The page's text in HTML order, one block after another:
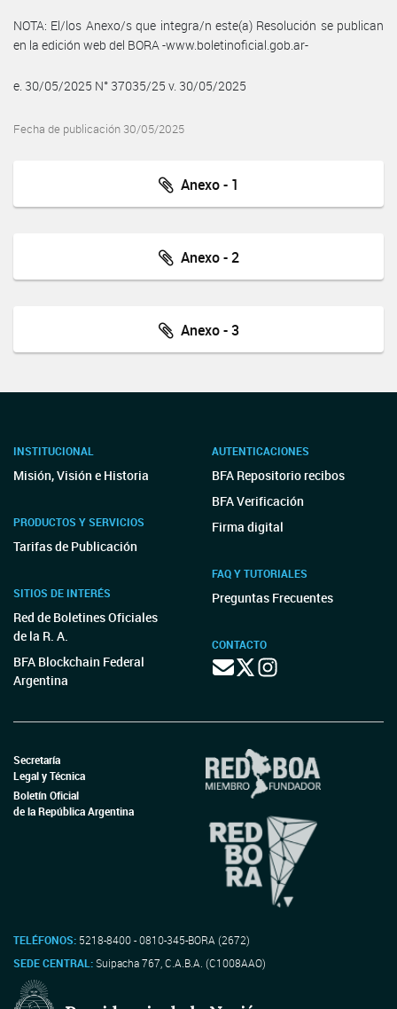
NOTA: El/los Anexo/s que integra/n este(a) Resolución se publican
en la edición web del BORA -www.boletinoficial.gob.ar-
e. 30/05/2025 N° 37035/25 v. 30/05/2025
Fecha de publicación 30/05/2025
Anexo - 1
Anexo - 2
Anexo - 3
INSTITUCIONAL
Misión, Visión e Historia
PRODUCTOS Y SERVICIOS
Tarifas de Publicación
SITIOS DE INTERÉS
Red de Boletines Oficiales
de la R. A.
BFA Blockchain Federal
Argentina
AUTENTICACIONES
BFA Repositorio recibos
BFA Verificación
Firma digital
FAQ Y TUTORIALES
Preguntas Frecuentes
CONTACTO
Secretaría
Legal y Técnica
Boletín Oficial
de la República Argentina
TELÉFONOS: 5218-8400 - 0810-345-BORA (2672)
SEDE CENTRAL:Suipacha 767, C.A.B.A. (C1008AAO)